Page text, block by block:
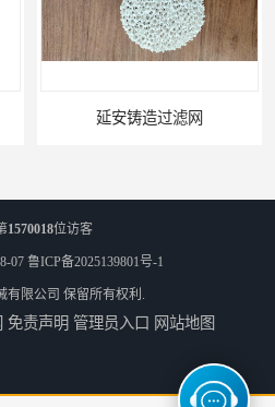
喀什铸造过滤网
江苏厂家陶瓷过滤器耐高温
1570018位访客
07 鲁ICP备2025139801号-1
有限公司 保留所有权利.
免责声明 管理员入口 网站地图